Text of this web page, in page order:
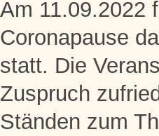
Am 11.09.2022
Coronapause
statt. Die
Zuspruch
Ständen zum